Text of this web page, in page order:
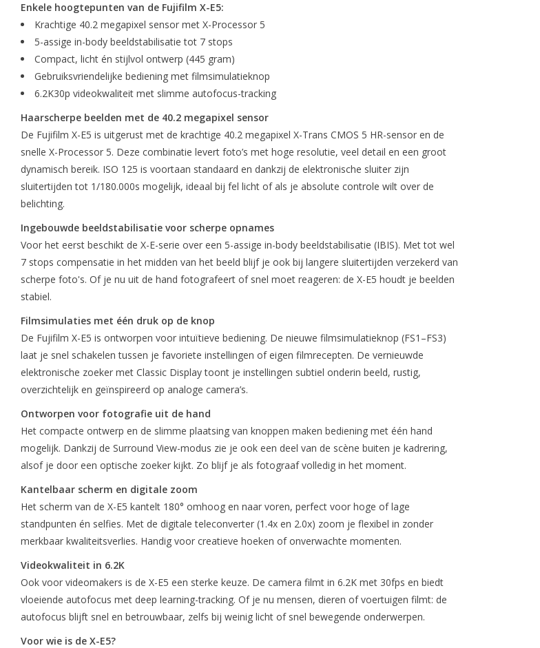
Enkele hoogtepunten van de Fujifilm X-E5:
Krachtige 40.2 megapixel sensor met X-Processor 5
5-assige in-body beeldstabilisatie tot 7 stops
Compact, licht én stijlvol ontwerp (445 gram)
Gebruiksvriendelijke bediening met filmsimulatieknop
6.2K30p videokwaliteit met slimme autofocus-tracking
Haarscherpe beelden met de 40.2 megapixel sensor
De Fujifilm X-E5 is uitgerust met de krachtige 40.2 megapixel X-Trans CMOS 5 HR-sensor en de
snelle X-Processor 5. Deze combinatie levert foto’s met hoge resolutie, veel detail en een groot
dynamisch bereik. ISO 125 is voortaan standaard en dankzij de elektronische sluiter zijn
sluitertijden tot 1/180.000s mogelijk, ideaal bij fel licht of als je absolute controle wilt over de
belichting.
Ingebouwde beeldstabilisatie voor scherpe opnames
Voor het eerst beschikt de X-E-serie over een 5-assige in-body beeldstabilisatie (IBIS). Met tot wel
7 stops compensatie in het midden van het beeld blijf je ook bij langere sluitertijden verzekerd van
scherpe foto's. Of je nu uit de hand fotografeert of snel moet reageren: de X-E5 houdt je beelden
stabiel.
Filmsimulaties met één druk op de knop
De Fujifilm X-E5 is ontworpen voor intuïtieve bediening. De nieuwe filmsimulatieknop (FS1–FS3)
laat je snel schakelen tussen je favoriete instellingen of eigen filmrecepten. De vernieuwde
elektronische zoeker met Classic Display toont je instellingen subtiel onderin beeld, rustig,
overzichtelijk en geïnspireerd op analoge camera’s.
Ontworpen voor fotografie uit de hand
Het compacte ontwerp en de slimme plaatsing van knoppen maken bediening met één hand
mogelijk. Dankzij de Surround View-modus zie je ook een deel van de scène buiten je kadrering,
alsof je door een optische zoeker kijkt. Zo blijf je als fotograaf volledig in het moment.
Kantelbaar scherm en digitale zoom
Het scherm van de X-E5 kantelt 180° omhoog en naar voren, perfect voor hoge of lage
standpunten én selfies. Met de digitale teleconverter (1.4x en 2.0x) zoom je flexibel in zonder
merkbaar kwaliteitsverlies. Handig voor creatieve hoeken of onverwachte momenten.
Videokwaliteit in 6.2K
Ook voor videomakers is de X-E5 een sterke keuze. De camera filmt in 6.2K met 30fps en biedt
vloeiende autofocus met deep learning-tracking. Of je nu mensen, dieren of voertuigen filmt: de
autofocus blijft snel en betrouwbaar, zelfs bij weinig licht of snel bewegende onderwerpen.
Voor wie is de X-E5?